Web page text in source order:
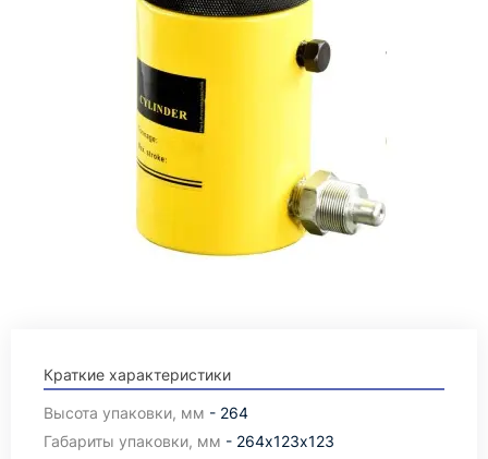
Краткие характеристики
Высота упаковки, мм - 264
Габариты упаковки, мм - 264х123х123